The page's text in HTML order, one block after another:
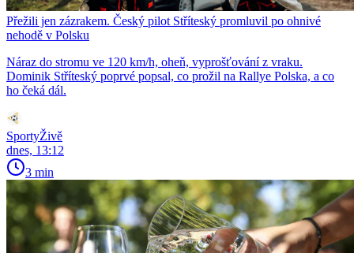
Přežili jen zázrakem. Český pilot Stříteský promluvil po ohnivé
nehodě v Polsku
Náraz do stromu ve 120 km/h, oheň, vyprošťování z vraku.
Dominik Stříteský poprvé popsal, co prožil na Rallye Polska, a co
ho čeká dál.
SportyŽivě
dnes, 13:12
3 min